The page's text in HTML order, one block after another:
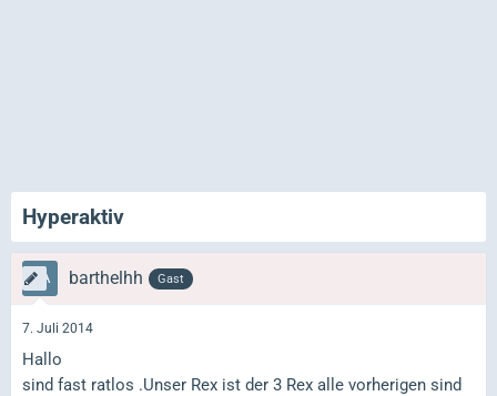
Hyperaktiv
barthelhh Gast
7. Juli 2014
Hallo
sind fast ratlos .Unser Rex ist der 3 Rex alle vorherigen sind